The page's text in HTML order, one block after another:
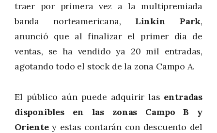
traer por primera vez a la multipremiada
banda norteamericana, Linkin Park,
anunció que al finalizar el primer día de
ventas, se ha vendido ya 20 mil entradas,
agotando todo el stock de la zona Campo A.
El público aún puede adquirir las entradas
disponibles en las zonas Campo B y
Orientey estas contarán con descuento del